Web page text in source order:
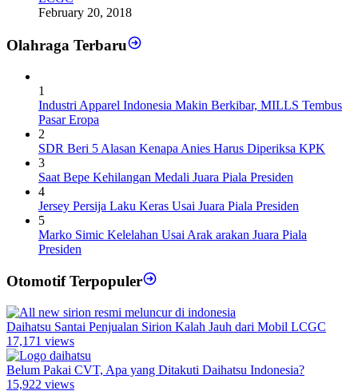
February 20, 2018
Olahraga Terbaru
1
Industri Apparel Indonesia Makin Berkibar, MILLS Tembus
Pasar Eropa
2
SDR Beri 5 Alasan Kenapa Anies Harus Diperiksa KPK
3
Saat Bepe Kehilangan Medali Juara Piala Presiden
4
Jersey Persija Laku Keras Usai Juara Piala Presiden
5
Marko Simic Kelelahan Usai Arak arakan Juara Piala
Presiden
Otomotif Terpopuler
Daihatsu Santai Penjualan Sirion Kalah Jauh dari Mobil LCGC
17,171 views
Belum Pakai CVT, Apa yang Ditakuti Daihatsu Indonesia?
15,922 views